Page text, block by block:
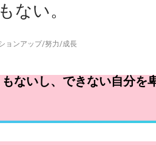
ない。
ョンアップ/努力/成長
ないし、できない自分を